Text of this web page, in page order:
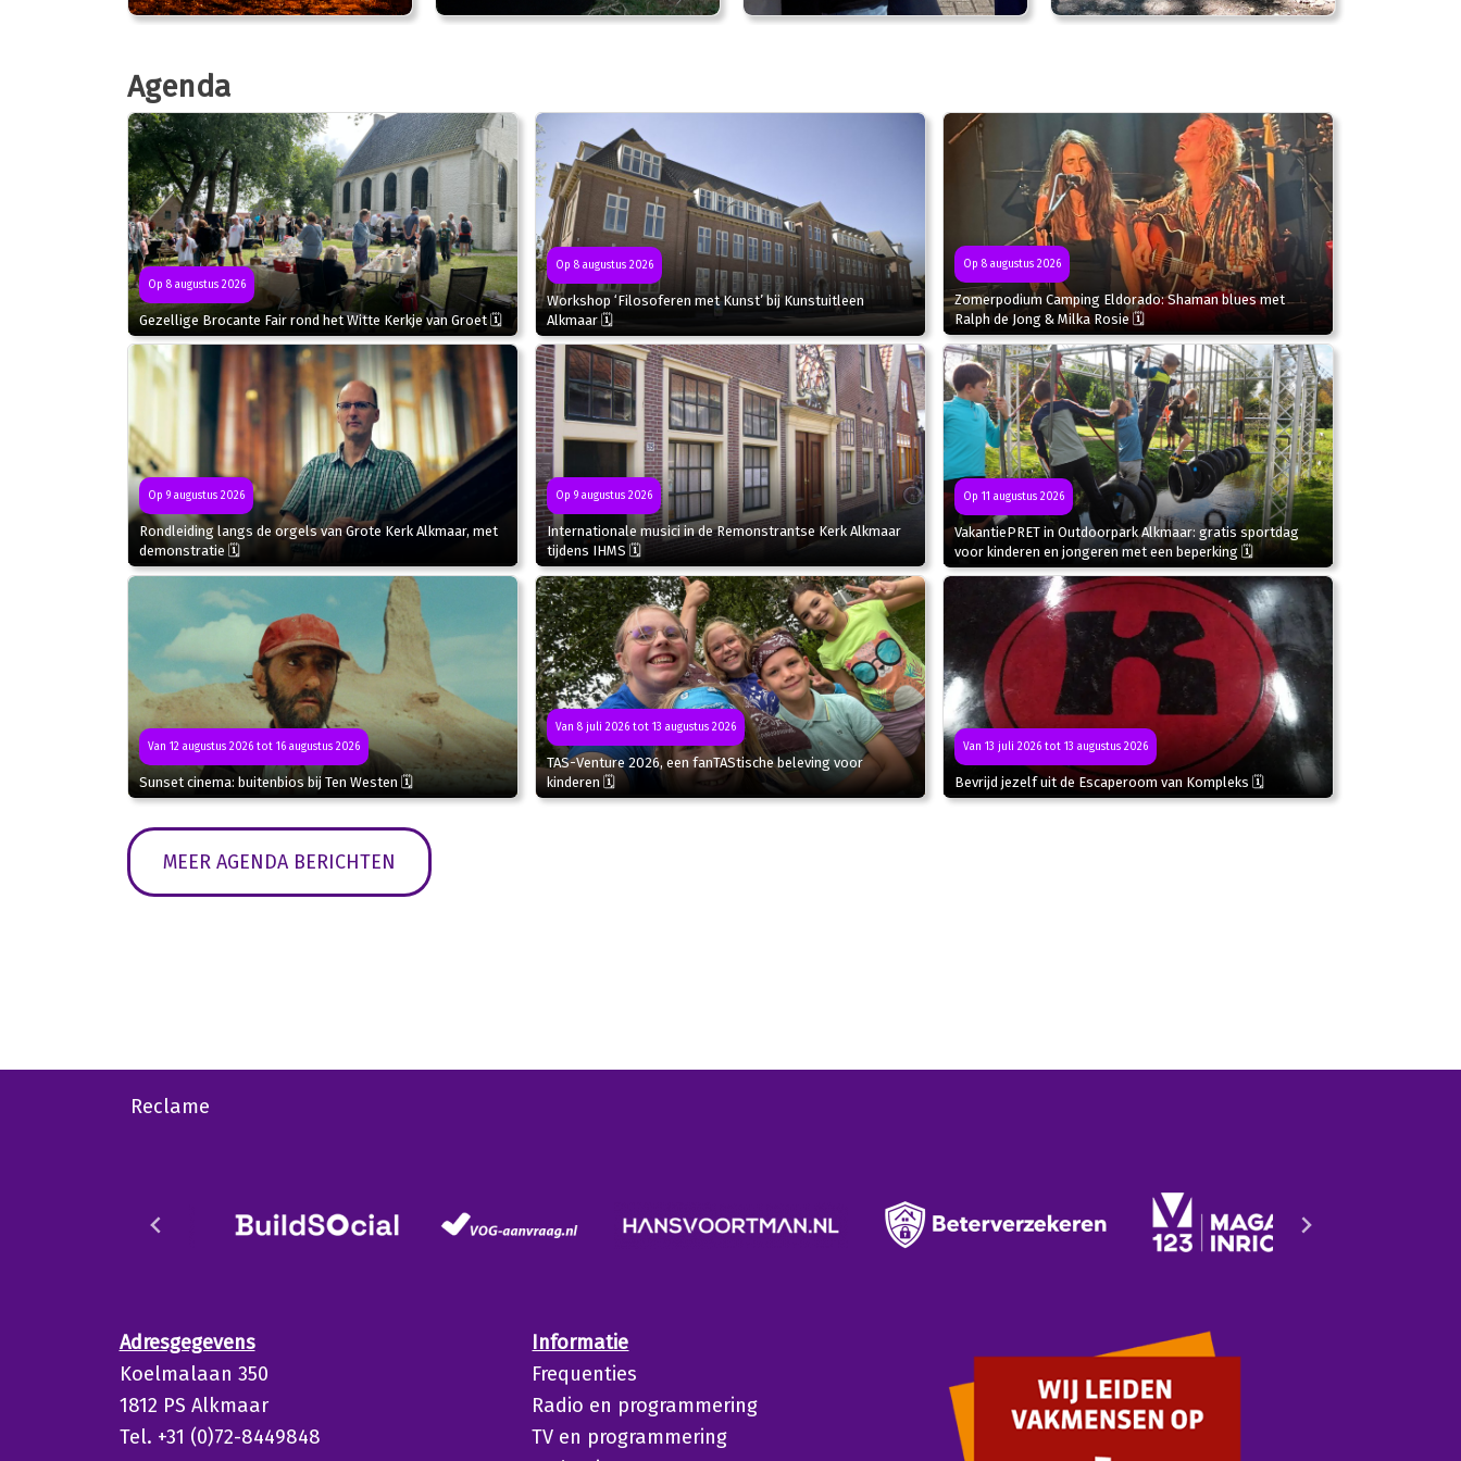
Agenda
Op 8 augustus 2026
Gezellige Brocante Fair rond het Witte Kerkje van Groet 🗓
Op 8 augustus 2026
Workshop ‘Filosoferen met Kunst’ bij Kunstuitleen
Alkmaar 🗓
Op 8 augustus 2026
Zomerpodium Camping Eldorado: Shaman blues met
Ralph de Jong & Milka Rosie 🗓
Op 9 augustus 2026
Rondleiding langs de orgels van Grote Kerk Alkmaar, met
demonstratie 🗓
Op 9 augustus 2026
Internationale musici in de Remonstrantse Kerk Alkmaar
tijdens IHMS 🗓
Op 11 augustus 2026
VakantiePRET in Outdoorpark Alkmaar: gratis sportdag
voor kinderen en jongeren met een beperking 🗓
Van 12 augustus 2026 tot 16 augustus 2026
Sunset cinema: buitenbios bij Ten Westen 🗓
Van 8 juli 2026 tot 13 augustus 2026
TAS-Venture 2026, een fanTAStische beleving voor
kinderen 🗓
Van 13 juli 2026 tot 13 augustus 2026
Bevrijd jezelf uit de Escaperoom van Kompleks 🗓
MEER AGENDA BERICHTEN
Reclame
Adresgegevens
Koelmalaan 350
1812 PS Alkmaar
Tel. +31 (0)72-8449848
Informatie
Frequenties
Radio en programmering
TV en programmering